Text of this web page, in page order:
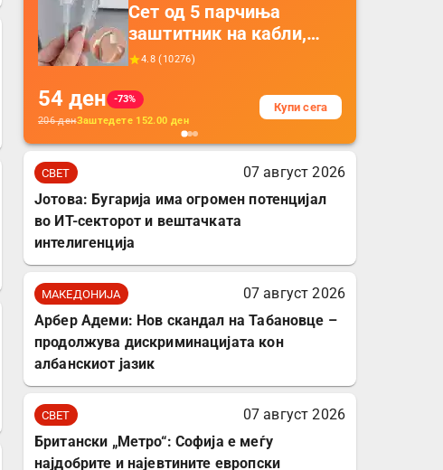
Сет од 5 парчиња
заштитник на кабли,
прекривка за заштита
додатоци за заштита на
кабли, без батерија, за
мобилни телефони,
комплет за заштита на
4.8 (10276)
54 ден
-73%
206денЗаштедете 152.00 ден
Купи сега
СВЕТ
07 август 2026
Јотова: Бугарија има огромен потенцијал
во ИТ-секторот и вештачката
интелигенција
МАКЕДОНИЈА
07 август 2026
Арбер Адеми: Нов скандал на Табановце –
продолжува дискриминацијата кон
албанскиот јазик
СВЕТ
07 август 2026
Британски „Метро“: Софија е меѓу
најдобрите и најевтините европски